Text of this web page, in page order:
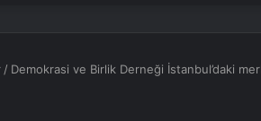
/ Demokrasi ve Birlik Derneği İstanbul’daki